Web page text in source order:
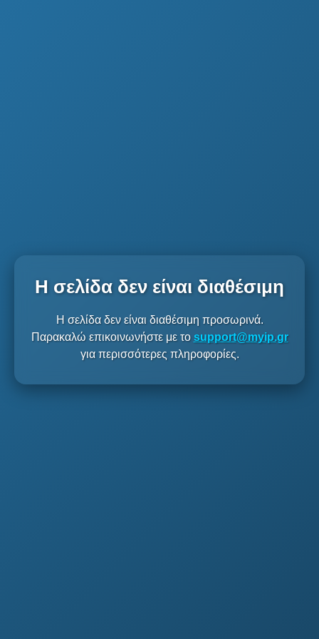
Η σελίδα δεν είναι διαθέσιμη
Η σελίδα δεν είναι διαθέσιμη προσωρινά.
Παρακαλώ επικοινωνήστε με το support@myip.gr
για περισσότερες πληροφορίες.